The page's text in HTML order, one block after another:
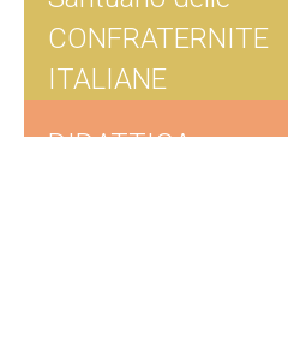
CONFRATERNITE
ITALIANE
DIDATTICA